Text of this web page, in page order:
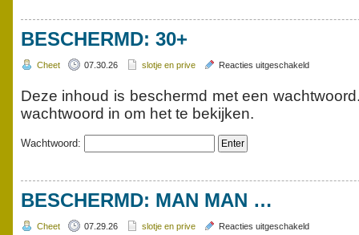
BESCHERMD: 30+
Cheet 07.30.26 slotje en prive Reacties uitgeschakeldvoor
30+
Deze inhoud is beschermd met een
wachtwoord in om het te bekijken.
Wachtwoord:
BESCHERMD: MAN MAN …
Cheet 07.29.26 slotje en prive Reacties uitgeschakeldvoor